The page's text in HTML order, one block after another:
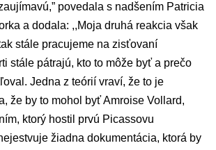
povedala s nadšením Patricia
a dodala: ,,Moja druhá reakcia však
stále pracujeme na zisťovaní
stále pátrajú, kto to môže byť a prečo
Jedna z teórií vraví, že to je
že by to mohol byť Amroise Vollard,
ktorý hostil prvú Picassovu
žiadna dokumentácia, ktorá by